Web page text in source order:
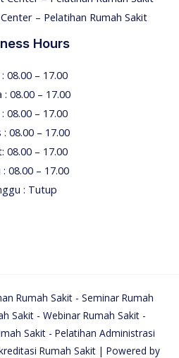
– Pelatihan Rumah Sakit
Hours
08.00 – 17.00
: 08.00 – 17.00
08.00 – 17.00
: 08.00 – 17.00
08.00 – 17.00
08.00 – 17.00
: Tutup
Rumah Sakit - Seminar Rumah
Sakit - Webinar Rumah Sakit -
Sakit - Pelatihan Administrasi
Rumah Sakit | Powered by